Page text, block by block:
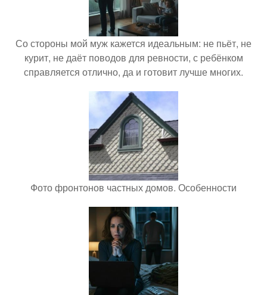
Со стороны мой муж кажется идеальным: не пьёт, не
курит, не даёт поводов для ревности, с ребёнком
справляется отлично, да и готовит лучше многих.
Фото фронтонов частных домов. Особенности